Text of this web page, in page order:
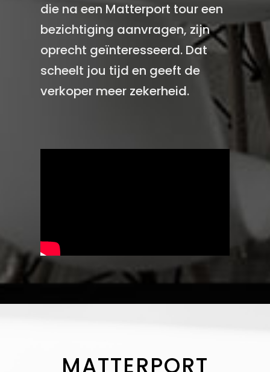
die na een Matterport tour een
bezichtiging aanvragen, zijn
oprecht geïnteresseerd. Dat
scheelt jou tijd en geeft de
verkoper meer zekerheid.
MATTERPORT